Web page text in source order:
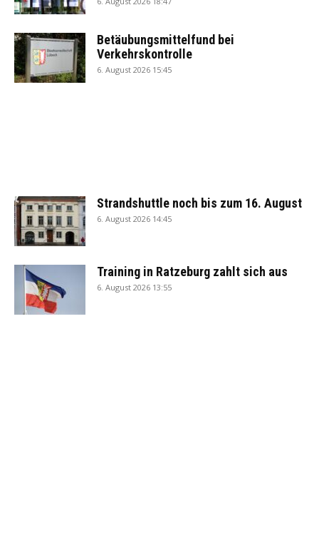
Betäubungsmittelfund bei
Verkehrskontrolle
6. August 2026 15:45
Strandshuttle noch bis zum 16. August
6. August 2026 14:45
Training in Ratzeburg zahlt sich aus
6. August 2026 13:55